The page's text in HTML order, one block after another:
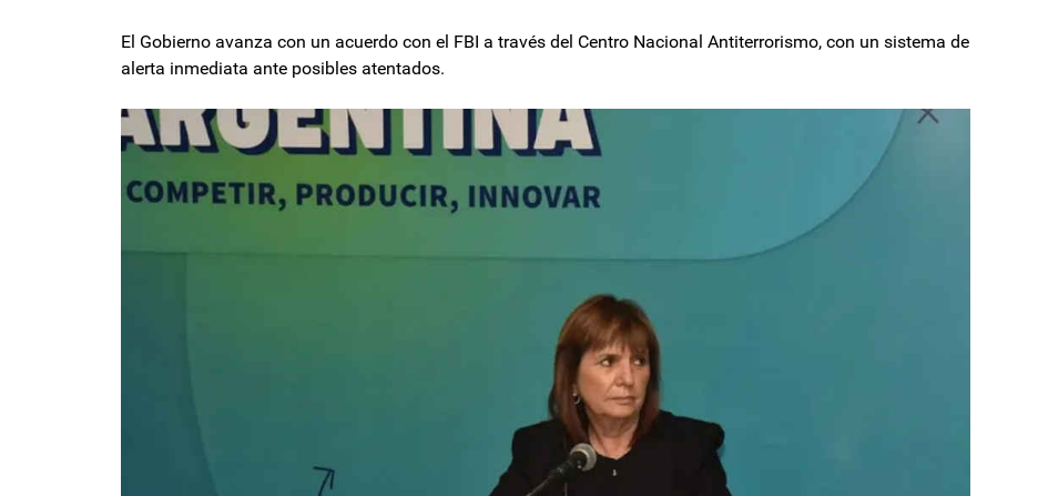
El Gobierno avanza con un acuerdo con el FBI a través del Centro Nacional Antiterrorismo, con un sistema de
alerta inmediata ante posibles atentados.